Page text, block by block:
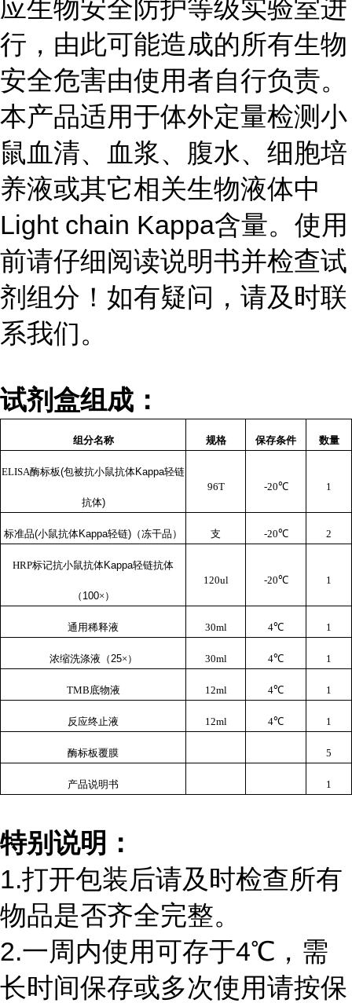
应生物安全防护等级实验室进
行，由此可能造成的所有生物
安全危害由使用者自行负责。
本产品适用于体外定量检测小
鼠血清、血浆、腹水、细胞培
养液或其它相关生物液体中
Light chain Kappa含量。使用
前请仔细阅读说明书并检查试
剂组分！如有疑问，请及时联
系我们。
试剂盒组成：
组分名称 规格 保存条件 数量
ELISA酶标板(包被抗小鼠抗体Kappa轻链
抗体)
96T -20℃ 1
标准品(小鼠抗体Kappa轻链) （冻干品） 支 -20℃ 2
HRP标记抗小鼠抗体Kappa轻链抗体
（ 100×）
120ul -20℃ 1
通用稀释液 30ml 4℃ 1
浓缩洗涤液（25×） 30ml 4℃ 1
TMB底物液 12ml 4℃ 1
反应终止液 12ml 4℃ 1
酶标板覆膜 5
产品说明书 1
特别说明：
1.打开包装后请及时检查所有
物品是否齐全完整。
2.一周内使用可存于4℃，需
长时间保存或多次使用请按保